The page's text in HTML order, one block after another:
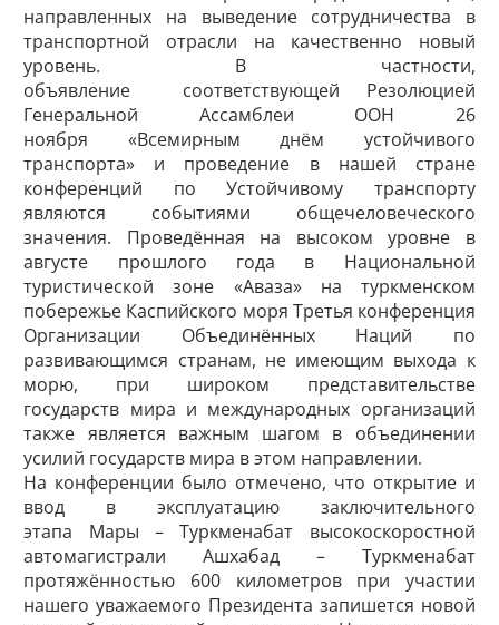
направленных на выведение сотрудничества в
транспортной отрасли на качественно новый
уровень. В частности,
объявление соответствующей Резолюцией
Генеральной Ассамблеи ООН 26
ноября «Всемирным днём устойчивого
транспорта» и проведение в нашей стране
конференций по Устойчивому транспорту
являются событиями общечеловеческого
значения. Проведённая на высоком уровне в
августе прошлого года в Национальной
туристической зоне «Аваза» на туркменском
побережье Каспийского моря Третья конференция
Организации Объединённых Наций по
развивающимся странам, не имеющим выхода к
морю, при широком представительстве
государств мира и международных организаций
также является важным шагом в объединении
усилий государств мира в этом направлении.
На конференции было отмечено, что открытие и
ввод в эксплуатацию заключительного
этапа Мары – Туркменабат высокоскоростной
автомагистрали Ашхабад – Туркменабат
протяжённостью 600 километров при участии
нашего уважаемого Президента запишется новой